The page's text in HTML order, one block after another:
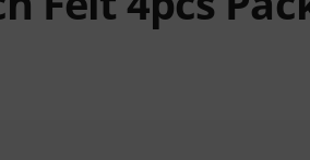
de clientes